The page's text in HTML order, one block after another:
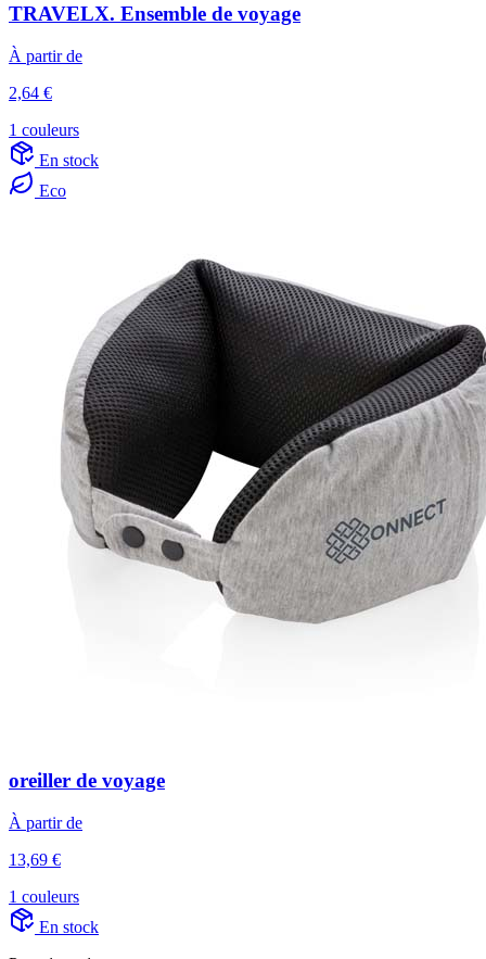
TRAVELX. Ensemble de voyage
À partir de
2,64 €
1 couleurs
En stock
Eco
oreiller de voyage
À partir de
13,69 €
1 couleurs
En stock